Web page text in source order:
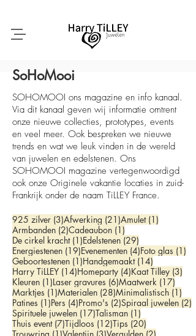
SoHoMooi
SOHOMOOI ons magazine en info kanaal.
Via dit kanaal geven wij informatie omtrent
onze nieuwe collecties, prototypes, events
en veel meer. Ook bespreken we nieuwe
trends en wat we leuk vinden in de wereld
van juwelen en edelstenen. Ons
SOHOMOOI magazine vertegenwoordigd
ook onze Originele vakantie locaties in zuid-
Frankrijk onder de naam TiLLEY France.
925 zilver (3)3 posts
Afwerking (21)21 posts
Amulet (1)
Armbanden (2)2 posts
Cadeaubon (1)
De cirkel kracht (1)1 post
Edelstenen (29)
Energiestenen (19)19 posts
Evenementen (4)4 posts
Foto glas (1)
Geboortestenen (1)1 post
Handgemaakt (14)
Harry TiLLEY (14)14 posts
Homeparty (4)4 posts
Kaat Tilley (3)
Kleuren (1)1 post
Laser gravures (6)6 posts
Maatwerk (17)
Marktjes (1)1 post
Materialen (28)28 posts
Minimalistisch (1)
Patines (1)1 post
Pers (4)4 posts
Promo's (2)2 posts
Spiraal juwelen (2)
Spirituele juwelen (17)17 posts
Talisman (1)
Thuis event (7)7 posts
Tijdloos (12)12 posts
Tips (20)
1 post 3 posts